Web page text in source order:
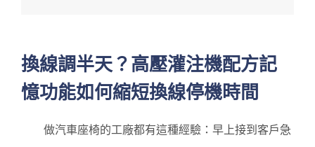
換線調半天？高壓灌注機配方記
憶功能如何縮短換線停機時間
做汽車座椅的工廠都有這種經驗：早上接到客戶急